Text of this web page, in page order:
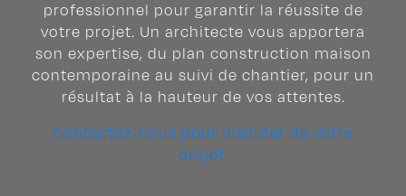
professionnel pour garantir la réussite de
votre projet. Un architecte vous apportera
son expertise, du plan construction maison
contemporaine au suivi de chantier, pour un
résultat à la hauteur de vos attentes.
Contactez-nous pour discuter de votre
projet.